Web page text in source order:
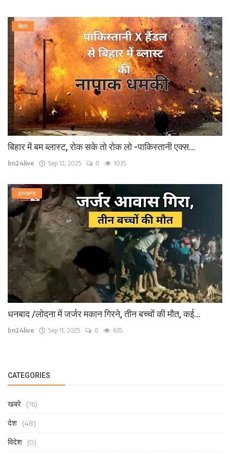
बिहार
बिहार में बम ब्लास्ट, रोक सके तो रोक लो -पाकिस्तानी एक्स...
bn24live Sep 12, 2025 0 1035
झारखण्ड
धनबाद /लोदना में जर्जर मकान गिरने, तीन बच्चों की मौत, कई...
bn24live Sep 11, 2025 0 635
CATEGORIES
खबरे (76)
देश (48)
विदेश (0)